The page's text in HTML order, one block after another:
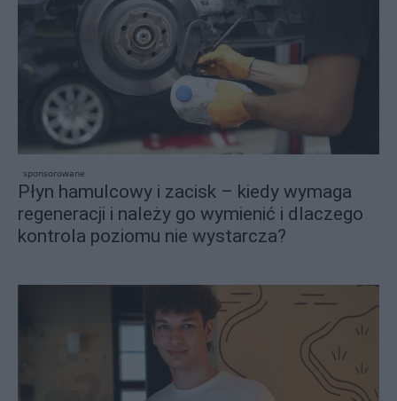
sponsorowane
Płyn hamulcowy i zacisk – kiedy wymaga
regeneracji i należy go wymienić i dlaczego
kontrola poziomu nie wystarcza?